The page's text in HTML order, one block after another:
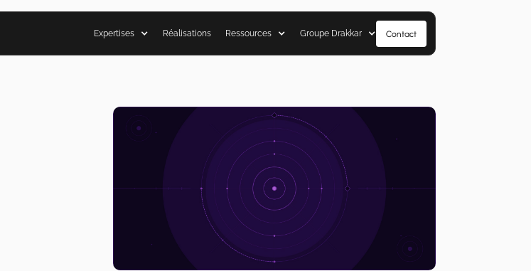
Expertises Réalisations Ressources Groupe Drakkar Contact